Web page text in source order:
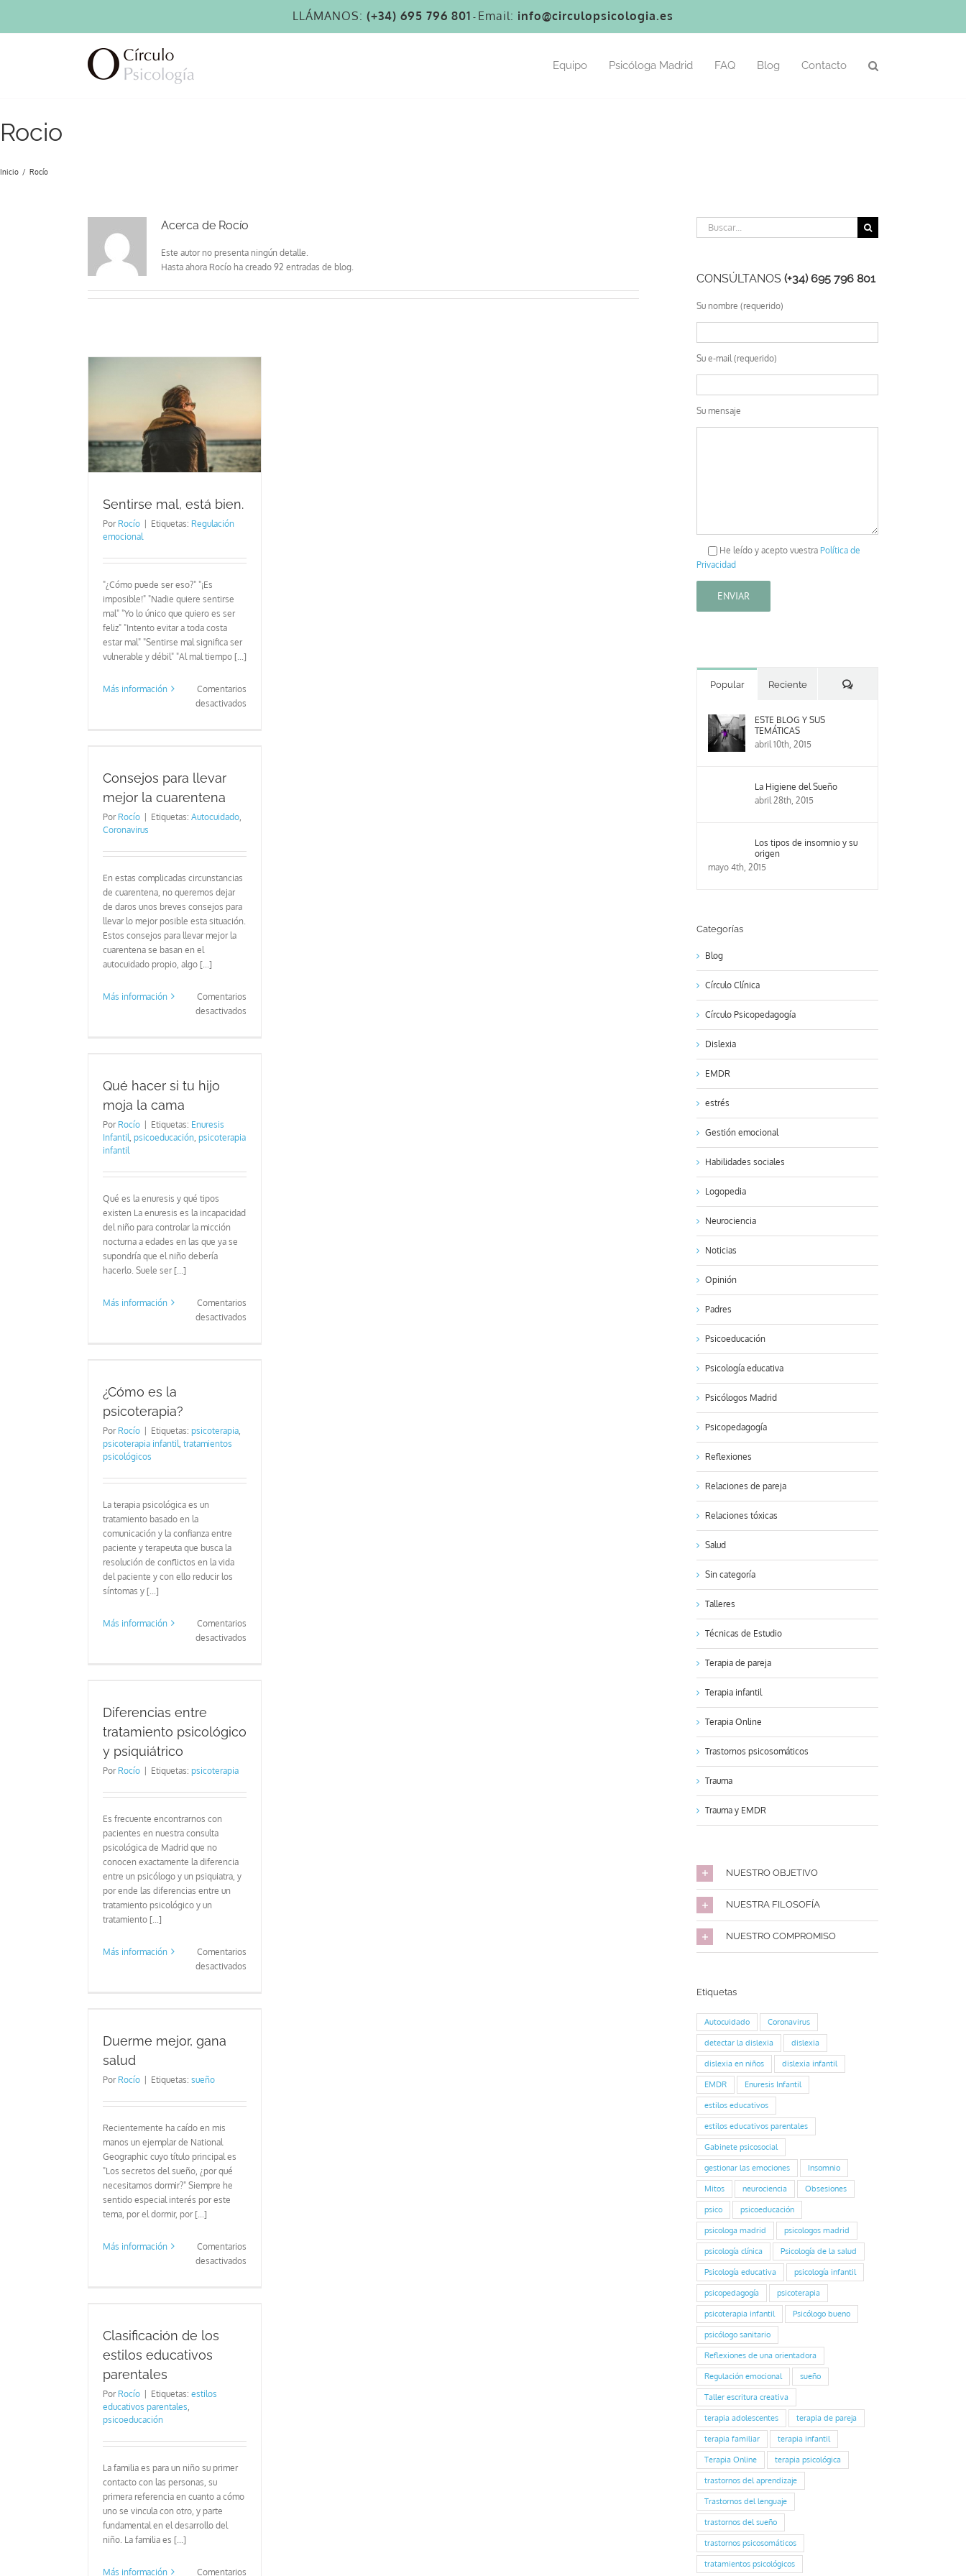
contenido
LLÁMANOS: (+34) 695 796 801 - Email: info@circulopsicologia.es
Equipo Psicóloga Madrid FAQ Blog Contacto
Rocio
Inicio Rocío
Acerca de Rocío
Este autor no presenta ningún detalle.
Hasta ahora Rocío ha creado 92 entradas de blog.
Sentirse mal, está bien.
PorRocío Etiquetas: Regulación
emocional
"¿Cómo puede ser eso?" "¡Es
imposible!" "Nadie quiere sentirse
mal" "Yo lo único que quiero es ser
feliz" "Intento evitar a toda costa
estar mal" "Sentirse mal significa ser
vulnerable y débil" "Al mal tiempo [...]
Más información
Comentarios
desactivados
Consejos para llevar
mejor la cuarentena
PorRocío Etiquetas: Autocuidado
Coronavirus
En estas complicadas circunstancias
de cuarentena, no queremos dejar
de daros unos breves consejos para
llevar lo mejor posible esta situación.
Estos consejos para llevar mejor la
cuarentena se basan en el
autocuidado propio, algo [...]
Más información
Comentarios
desactivados
Qué hacer si tu hijo
moja la cama
PorRocío Etiquetas: Enuresis
Infantil
psicoeducación psicoterapia
infantil
Qué es la enuresis y qué tipos
existen La enuresis es la incapacidad
del niño para controlar la micción
nocturna a edades en las que ya se
supondría que el niño debería
hacerlo. Suele ser [...]
Más información
Comentarios
desactivados
¿Cómo es la
psicoterapia?
PorRocío Etiquetas: psicoterapia
psicoterapia infantil
tratamientos
psicológicos
La terapia psicológica es un
tratamiento basado en la
comunicación y la confianza entre
paciente y terapeuta que busca la
resolución de conflictos en la vida
del paciente y con ello reducir los
síntomas y [...]
Más información
Comentarios
desactivados
Diferencias entre
tratamiento psicológico
y psiquiátrico
PorRocío Etiquetas: psicoterapia
Es frecuente encontrarnos con
pacientes en nuestra consulta
psicológica de Madrid que no
conocen exactamente la diferencia
entre un psicólogo y un psiquiatra, y
por ende las diferencias entre un
tratamiento psicológico y un
tratamiento [...]
Más información
Comentarios
desactivados
Duerme mejor, gana
salud
PorRocío Etiquetas: sueño
Recientemente ha caído en mis
manos un ejemplar de National
Geographic cuyo título principal es
"Los secretos del sueño, ¿por qué
necesitamos dormir?" Siempre he
sentido especial interés por este
tema, por el dormir, por [...]
Más información
Comentarios
desactivados
Clasificación de los
estilos educativos
parentales
PorRocío Etiquetas: estilos
educativos parentales
psicoeducación
La familia es para un niño su primer
contacto con las personas, su
primera referencia en cuanto a cómo
uno se vincula con otro, y parte
fundamental en el desarrollo del
niño. La familia es [...]
Más información Comentarios
Buscar:
CONSÚLTANOS (+34) 695 796 801
Su nombre (requerido)
Su e-mail (requerido)
Su mensaje
He leído y acepto vuestra Política de
Privacidad
Popular Reciente Comentarios
ESTE BLOG Y SUS
TEMÁTICAS
abril 10th, 2015
La Higiene del Sueño
abril 28th, 2015
Los tipos de insomnio y su
origen
mayo 4th, 2015
Categorías
Blog
Círculo Clínica
Círculo Psicopedagogía
Dislexia
EMDR
estrés
Gestión emocional
Habilidades sociales
Logopedia
Neurociencia
Noticias
Opinión
Padres
Psicoeducación
Psicología educativa
Psicólogos Madrid
Psicopedagogía
Reflexiones
Relaciones de pareja
Relaciones tóxicas
Salud
Sin categoría
Talleres
Técnicas de Estudio
Terapia de pareja
Terapia infantil
Terapia Online
Trastornos psicosomáticos
Trauma
Trauma y EMDR
NUESTRO OBJETIVO
NUESTRA FILOSOFÍA
NUESTRO COMPROMISO
Etiquetas
Autocuidado Coronavirus
detectar la dislexia dislexia
dislexia en niños dislexia infantil
EMDR Enuresis Infantil
estilos educativos
estilos educativos parentales
Gabinete psicosocial
gestionar las emociones Insomnio
Mitos neurociencia Obsesiones
psico psicoeducación
psicologa madrid psicologos madrid
psicología clínica Psicología de la salud
Psicología educativa psicología infantil
psicopedagogía psicoterapia
psicoterapia infantil Psicólogo bueno
psicólogo sanitario
Reflexiones de una orientadora
Regulación emocional sueño
Taller escritura creativa
terapia adolescentes terapia de pareja
terapia familiar terapia infantil
Terapia Online terapia psicológica
trastornos del aprendizaje
Trastornos del lenguaje
trastornos del sueño
trastornos psicosomáticos
tratamientos psicológicos